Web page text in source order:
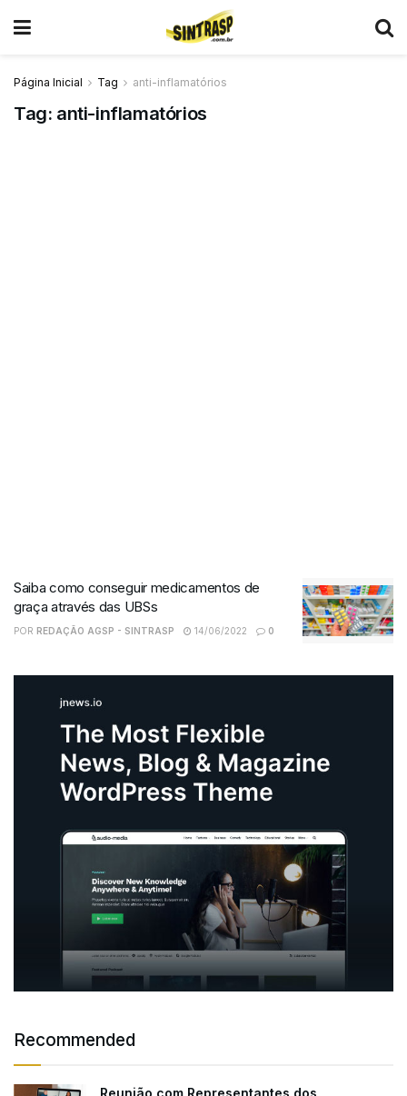
Página Inicial Tag anti-inflamatórios
Tag: anti-inflamatórios
Saiba como conseguir medicamentos de
graça através das UBSs
POR REDAÇÃO AGSP - SINTRASP 14/06/2022 0
Recommended
Reunião com Representantes dos